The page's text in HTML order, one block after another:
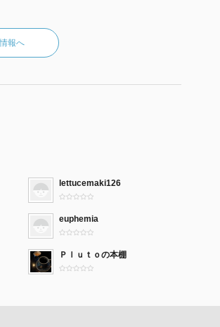
報へ
lettucemaki126
euphemia
Ｐｌｕｔｏの本棚